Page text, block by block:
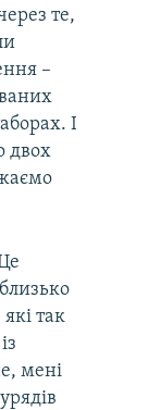
те,
–
І
двох
так
мені